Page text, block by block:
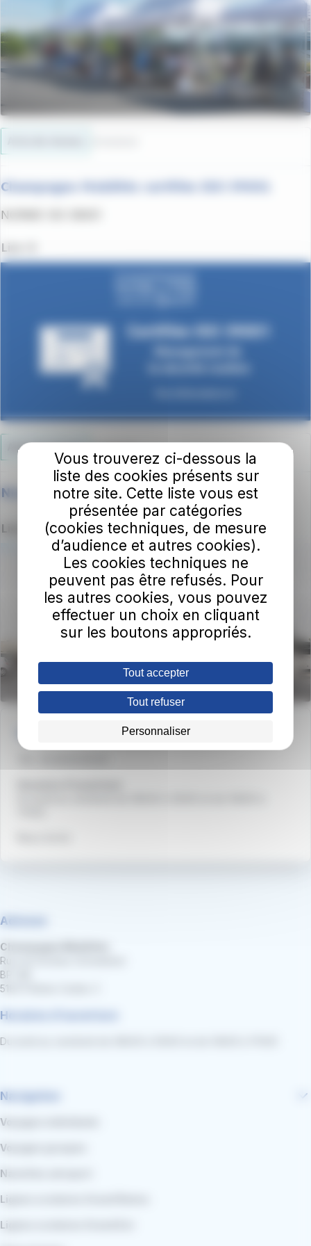
Champagne Mobilités certifiée ISO 39001
NORME ISO 39001
Lire
Actu du réseau
Nos cars font peau neuve
Lire
Adresse
Champagne Mobilités
Rue du Docteur Schweitzer
BP 148
51873 Reims Cedex 3
Horaires d'ouverture
Du lundi au vendredi de 08h30 à 12h00 et de 14h00 à 17h00
Navigation
Voyages individuels
Voyages groupes
Navettes aéroport
Lignes scolaires Grand Reims
Lignes scolaires Grand Est
Vous trouverez ci-dessous la
liste des cookies présents sur
notre site. Cette liste vous est
présentée par catégories
(cookies techniques, de mesure
d’audience et autres cookies).
Les cookies techniques ne
peuvent pas être refusés. Pour
les autres cookies, vous pouvez
effectuer un choix en cliquant
sur les boutons appropriés.
Tout accepter
Tout refuser
Personnaliser